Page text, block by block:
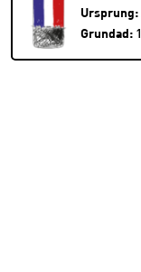
Ursprung:
Grundad: